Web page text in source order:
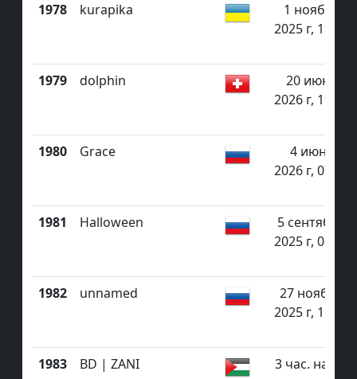
1978
kurapika
1 ноября
2025 г, 19:26
1979 dolphin
20 июня
2026 г, 19:58
1980 Grace
4 июня
2026 г, 07:14
1981 Halloween
5 сентября
2025 г, 08:46
1982 unnamed
27 ноября
2025 г, 15:31
1983 BD | ZANI 3 час. назад